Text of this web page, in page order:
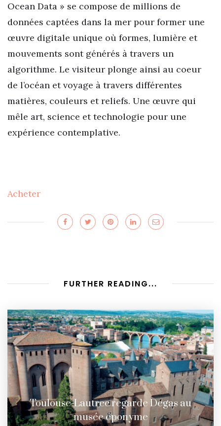
Ocean Data » se compose de millions de
données captées dans la mer pour former une
œuvre digitale unique où formes, lumière et
mouvements sont générés à travers un
algorithme. Le visiteur plonge ainsi au coeur
de l’océan et voyage à travers différentes
matières, couleurs et reliefs. Une œuvre qui
mêle art, science et technologie pour une
expérience contemplative.
Acheter
FURTHER READING...
Toulouse-Lautrec regarde Degas au
musée éponyme